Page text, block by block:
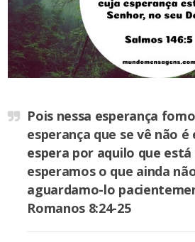
Pois nessa esperança
esperança que se vê não é
espera por aquilo que está
esperamos o que ainda
aguardamo-lo
Romanos 8:24-25